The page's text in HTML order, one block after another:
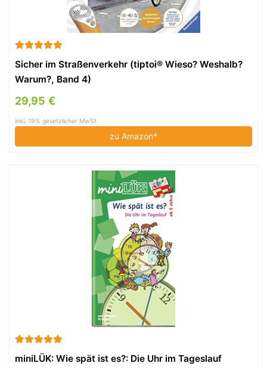
Sicher im Straßenverkehr (tiptoi® Wieso? Weshalb?
Warum?, Band 4)
29,95 €
inkl. 19% gesetzlicher MwSt.
zu Amazon*
miniLÜK: Wie spät ist es?: Die Uhr im Tageslauf